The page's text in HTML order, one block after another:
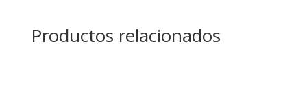
Productos relacionados